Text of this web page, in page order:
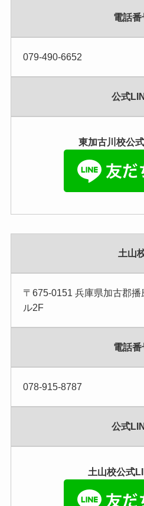
電話番
079-490-6652
公式
東加古川校公
土山
〒675-0151 兵庫県加古郡
ル2F
電話番
078-915-8787
公式
土山校公式